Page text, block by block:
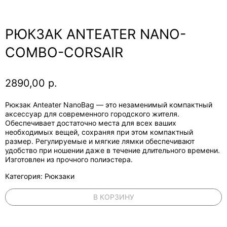
РЮКЗАК ANTEATER NANO-
COMBO-CORSAIR
2890,00 р.
В КОРЗИНУ
Рюкзак Anteater NanoBag — это незаменимый компактный
аксессуар для современного городского жителя.
Обеспечивает достаточно места для всех ваших
необходимых вещей, сохраняя при этом компактный
размер. Регулируемые и мягкие лямки обеспечивают
удобство при ношении даже в течение длительного времени.
Изготовлен из прочного полиэстера.
Категория: Рюкзаки